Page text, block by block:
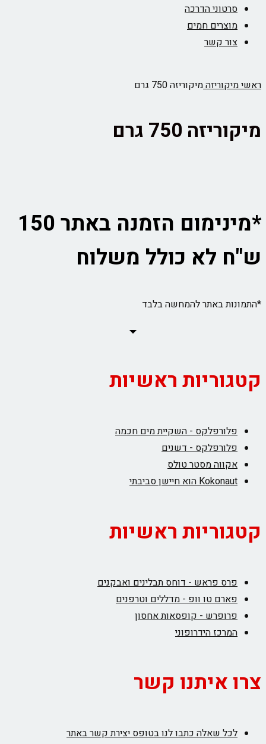
סרטוני הדרכה
מוצרים חמים
צור קשר
ראשימיקוריזהמיקוריזה 750 גרם
מיקוריזה 750 גרם
*מינימום הזמנה באתר 150
ש"ח לא כולל משלוח
*התמונות באתר להמחשה בלבד
קטגוריות ראשיות
פלורפלקס - השקיית מים חכמה
פלורפלקס - דשנים
אקווה מסטר טולס
Kokonaut הוא חיישן סביבתי
קטגוריות ראשיות
פרס פראש - דוחס תבלינים ואבקנים
פארם טו וופ - מדללים וטרפנים
פרופרש - קופסאות אחסון
המרכז הידרופוני
צרו איתנו קשר
לכל שאלה כתבו לנו בטופס יצירת קשר באתר